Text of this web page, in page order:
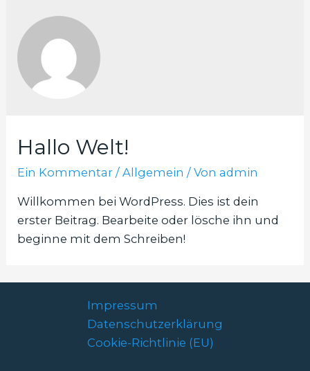
Hallo Welt!
Ein Kommentar /Allgemein / Vonadmin
Willkommen bei WordPress. Dies ist dein
erster Beitrag. Bearbeite oder lösche ihn und
beginne mit dem Schreiben!
Impressum
Datenschutzerklärung
Cookie-Richtlinie (EU)